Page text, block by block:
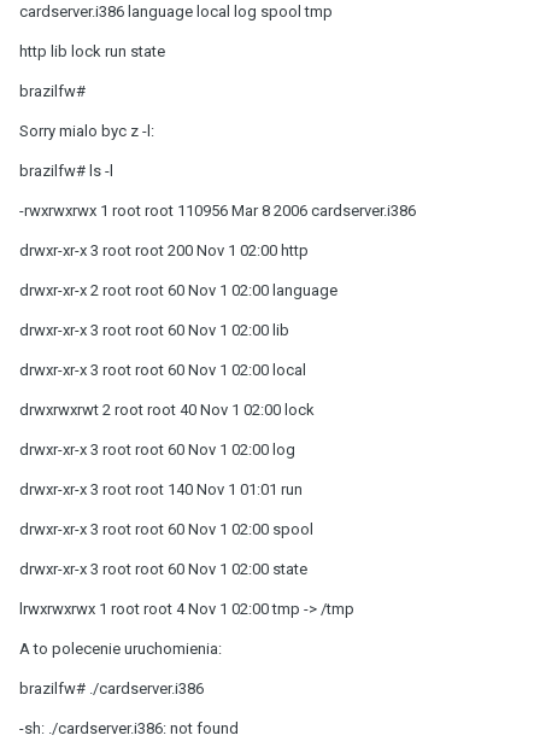
cardserver.i386 language local log spool tmp
http lib lock run state
brazilfw#
Sorry mialo byc z -l:
brazilfw# ls -l
-rwxrwxrwx 1 root root 110956 Mar 8 2006 cardserver.i386
drwxr-xr-x 3 root root 200 Nov 1 02:00 http
drwxr-xr-x 2 root root 60 Nov 1 02:00 language
drwxr-xr-x 3 root root 60 Nov 1 02:00 lib
drwxr-xr-x 3 root root 60 Nov 1 02:00 local
drwxrwxrwt 2 root root 40 Nov 1 02:00 lock
drwxr-xr-x 3 root root 60 Nov 1 02:00 log
drwxr-xr-x 3 root root 140 Nov 1 01:01 run
drwxr-xr-x 3 root root 60 Nov 1 02:00 spool
drwxr-xr-x 3 root root 60 Nov 1 02:00 state
lrwxrwxrwx 1 root root 4 Nov 1 02:00 tmp -> /tmp
A to polecenie uruchomienia:
brazilfw# ./cardserver.i386
-sh: ./cardserver.i386: not found